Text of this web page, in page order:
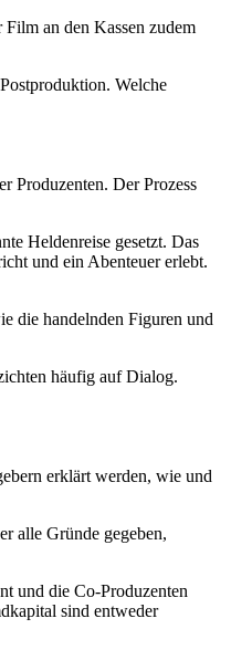
an den Kassen zudem
Welche
Produzenten. Der Prozess
Heldenreise gesetzt. Das
und ein Abenteuer erlebt.
die handelnden Figuren und
häufig auf Dialog.
erklärt werden, wie und
alle Gründe gegeben,
und die Co-Produzenten
sind entweder